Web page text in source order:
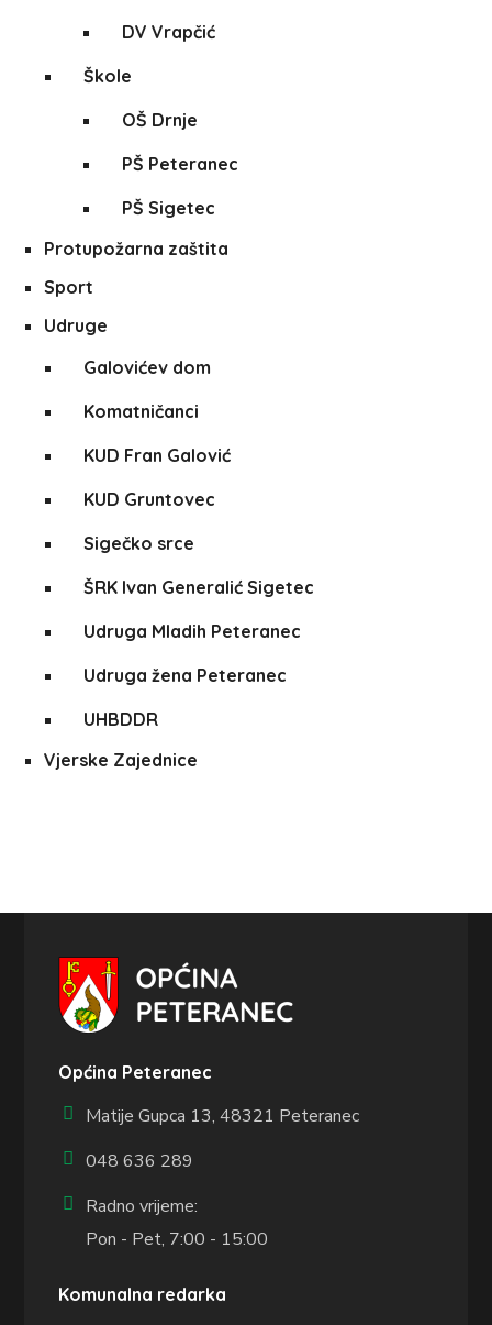
DV Vrapčić
Škole
OŠ Drnje
PŠ Peteranec
PŠ Sigetec
Protupožarna zaštita
Sport
Udruge
Galovićev dom
Komatničanci
KUD Fran Galović
KUD Gruntovec
Sigečko srce
ŠRK Ivan Generalić Sigetec
Udruga Mladih Peteranec
Udruga žena Peteranec
UHBDDR
Vjerske Zajednice
Općina Peteranec
Matije Gupca 13,48321 Peteranec
048 636 289
Radno vrijeme:
Pon - Pet, 7:00 - 15:00
Komunalna redarka